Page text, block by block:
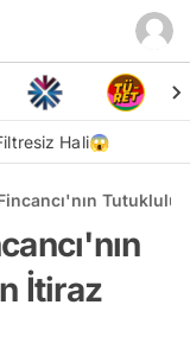
Hali😱
İtiraz